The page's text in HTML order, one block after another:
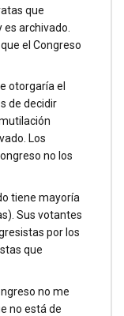
que
archivado.
el Congreso
otorgaría el
de decidir
Los
no los
tiene mayoría
Sus votantes
por los
que
no me
no está de